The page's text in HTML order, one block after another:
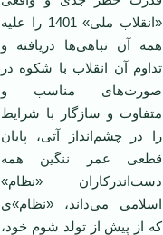
«انقلاب ملی» 1401 را علیه
همه آن تباهی‌ها دریافته و
تداوم آن انقلاب با شکوه در
صورت‌های مناسب و
متفاوت و سازگار با شرایط
را در چشم‌انداز آتی، پایان
قطعی عمر ننگین همه
دست‌اندرکاران «نظام»
اسلامی می‌داند، «نظام»ی
که از پیش از تولد شوم خود،